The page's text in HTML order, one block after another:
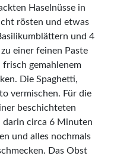
Haselnüsse in
rösten und etwas
und 4
einer feinen Paste
gemahlenem
Die Spaghetti,
vermischen. Für die
beschichteten
darin circa 6 Minuten
und alles nochmals
Das Obst